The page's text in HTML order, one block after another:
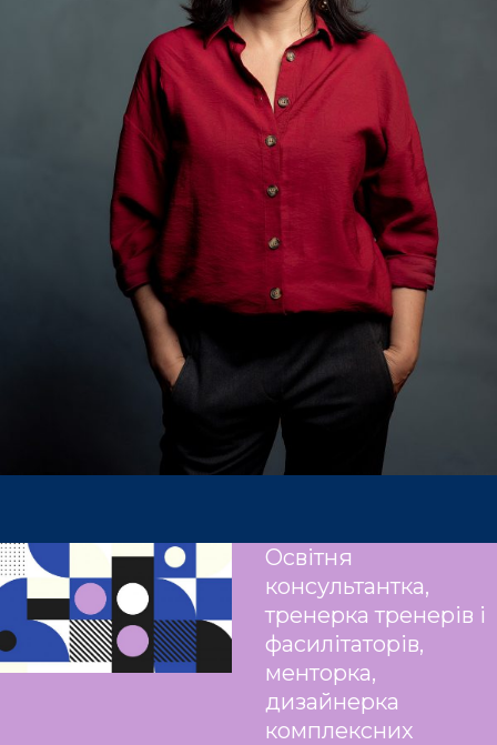
Освітня
консультантка,
тренерка тренерів і
фасилітаторів,
менторка,
дизайнерка
комплексних